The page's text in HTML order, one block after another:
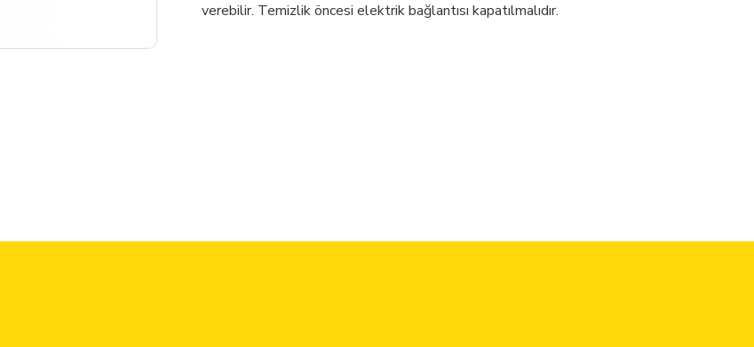
verebilir. Temizlik öncesi elektrik bağlantısı kapatılmalıdır.